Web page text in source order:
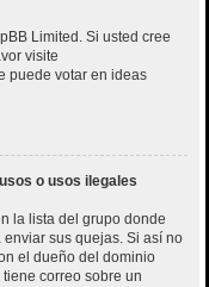
Limited. Si usted cree
visite
puede votar en ideas
o usos ilegales
la lista del grupo donde
sus quejas. Si así no
el dueño del dominio
tiene correo sobre un